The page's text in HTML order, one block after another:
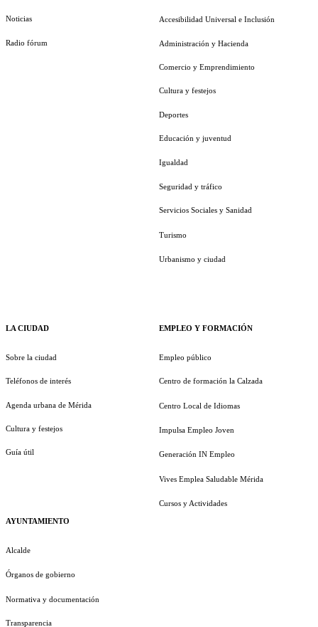
Noticias
Radio fórum
LA CIUDAD
Sobre la ciudad
Teléfonos de interés
Agenda urbana de Mérida
Cultura y festejos
Guía útil
AYUNTAMIENTO
Alcalde
Órganos de gobierno
Normativa y documentación
Transparencia
Accesibilidad Universal e Inclusión
Administración y Hacienda
Comercio y Emprendimiento
Cultura y festejos
Deportes
Educación y juventud
Igualdad
Seguridad y tráfico
Servicios Sociales y Sanidad
Turismo
Urbanismo y ciudad
EMPLEO Y FORMACIÓN
Empleo público
Centro de formación la Calzada
Centro Local de Idiomas
Impulsa Empleo Joven
Generación IN Empleo
Vives Emplea Saludable Mérida
Cursos y Actividades